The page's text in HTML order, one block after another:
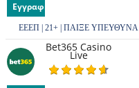
Εγγραφή
ΕΕΕΠ | 21+ | ΠΑΙΞΕ ΥΠΕΥΘΥΝΑ
Bet365 Casino
Live